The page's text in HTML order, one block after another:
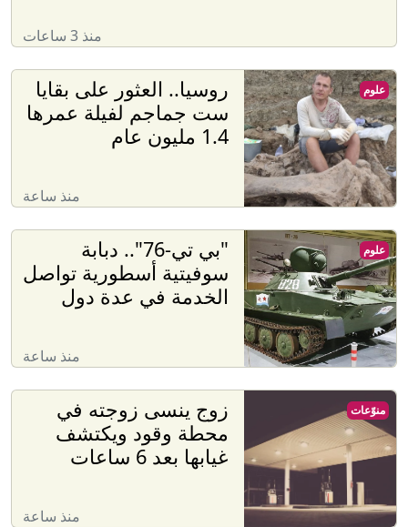
منذ 3 ساعات
روسيا.. العثور على بقايا
ست جماجم لفيلة عمرها
1.4 مليون عام
منذ ساعة
علوم
"بي تي-76".. دبابة
سوفيتية أسطورية تواصل
الخدمة في عدة دول
منذ ساعة
علوم
زوج ينسى زوجته في
محطة وقود ويكتشف
غيابها بعد 6 ساعات
منذ ساعة
منوّعات